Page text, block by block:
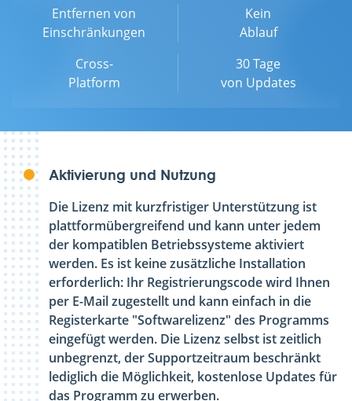
Entfernen von
Einschränkungen
Kein
Ablauf
Cross-
Platform
30 Tage
von Updates
Aktivierung und Nutzung
Die Lizenz mit kurzfristiger Unterstützung ist
plattformübergreifend und kann unter jedem
der kompatiblen Betriebssysteme aktiviert
werden. Es ist keine zusätzliche Installation
erforderlich: Ihr Registrierungscode wird Ihnen
per E-Mail zugestellt und kann einfach in die
Registerkarte "Softwarelizenz" des Programms
eingefügt werden. Die Lizenz selbst ist zeitlich
unbegrenzt, der Supportzeitraum beschränkt
lediglich die Möglichkeit, kostenlose Updates für
das Programm zu erwerben.